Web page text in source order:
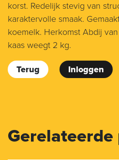
korst. Redelijk stevig van
karaktervolle smaak.
koemelk. Herkomst Abdij
kaas weegt 2 kg.
Terug Inloggen